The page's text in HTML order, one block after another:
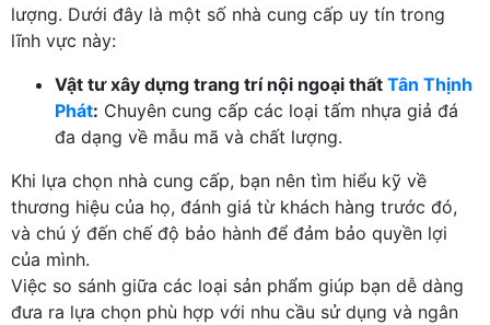
lượng. Dưới đây là một số nhà cung cấp uy tín trong
lĩnh vực này:
Vật tư xây dựng trang trí nội ngoại thất Tân Thịnh
Phát: Chuyên cung cấp các loại tấm nhựa giả đá
đa dạng về mẫu mã và chất lượng.
Khi lựa chọn nhà cung cấp, bạn nên tìm hiểu kỹ về
thương hiệu của họ, đánh giá từ khách hàng trước đó,
và chú ý đến chế độ bảo hành để đảm bảo quyền lợi
của mình.
Việc so sánh giữa các loại sản phẩm giúp bạn dễ dàng
đưa ra lựa chọn phù hợp với nhu cầu sử dụng và ngân